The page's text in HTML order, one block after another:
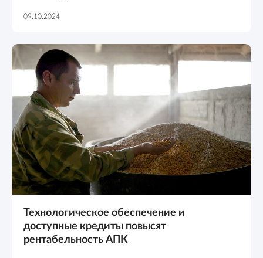
09.10.2024
Технологическое обеспечение и
доступные кредиты повысят
рентабельность АПК